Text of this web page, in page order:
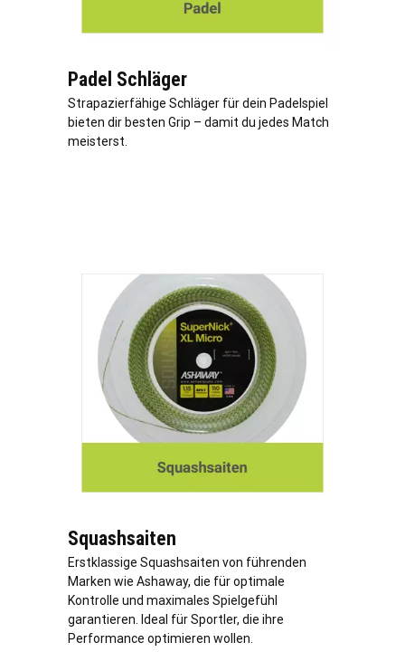
Padel Schläger
Strapazierfähige Schläger für dein Padelspiel
bieten dir besten Grip – damit du jedes Match
meisterst.
Squashsaiten
Erstklassige Squashsaiten von führenden
Marken wie Ashaway, die für optimale
Kontrolle und maximales Spielgefühl
garantieren. Ideal für Sportler, die ihre
Performance optimieren wollen.